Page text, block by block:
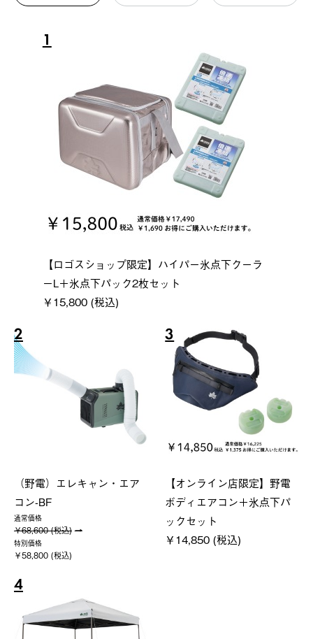
1
【ロゴスショップ限定】ハイパー氷点下クーラ
ーL＋氷点下パック2枚セット
￥15,800 (税込)
2
（野電）エレキャン・エア
コン-BF
通常価格
￥68,600 (税込)
特別価格
￥58,800 (税込)
3
【オンライン店限定】野電
ボディエアコン＋氷点下パ
ックセット
￥14,850 (税込)
4